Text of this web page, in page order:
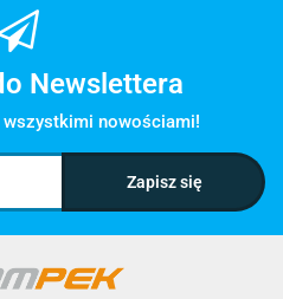
Newslettera
wszystkimi nowościami!